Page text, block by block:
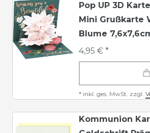
Pop UP 3D
Mini Grußkarte
Blume
4,95 € *
* inkl. ges. MwSt. zzgl.
Kommunion